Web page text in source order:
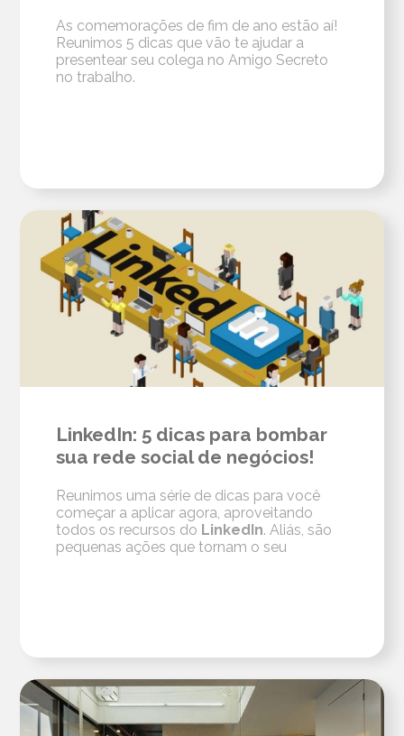
As comemorações de fim de ano estão aí!
Reunimos 5 dicas que vão te ajudar a
presentear seu colega no Amigo Secreto
no trabalho.
LinkedIn: 5 dicas para bombar
sua rede social de negócios!
Reunimos uma série de dicas para você
começar a aplicar agora, aproveitando
todos os recursos do LinkedIn. Aliás, são
pequenas ações que tornam o seu